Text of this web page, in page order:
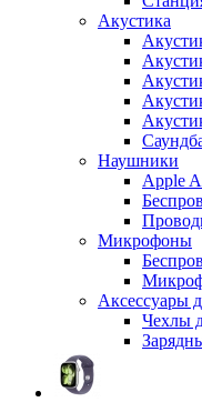
Акустика
Наушники
Apple
Микрофоны
Аксессуары
Чехлы